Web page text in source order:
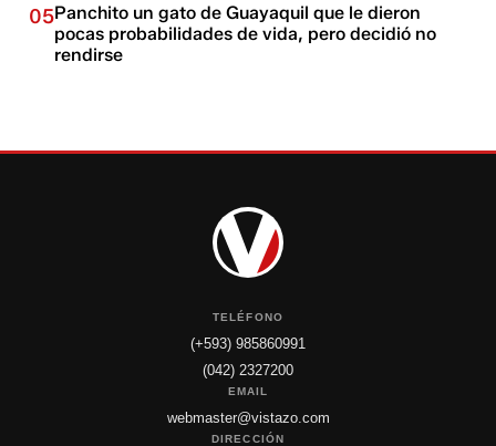
05Panchito un gato de Guayaquil que le dieron
pocas probabilidades de vida, pero decidió no
rendirse
TELÉFONO
(+593) 985860991
(042) 2327200
EMAIL
webmaster@vistazo.com
DIRECCIÓN